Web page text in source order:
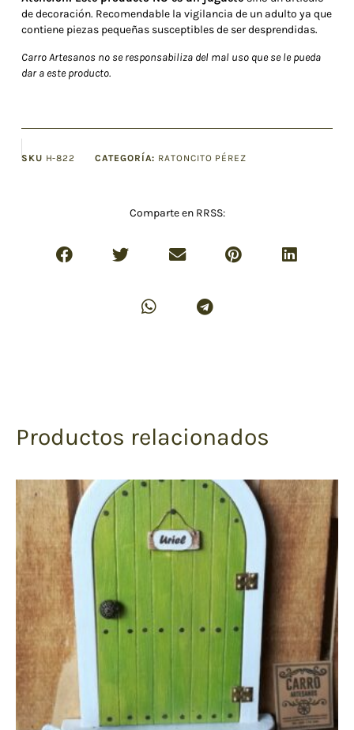
de decoración. Recomendable la vigilancia de un adulto ya que
contiene piezas pequeñas susceptibles de ser desprendidas.
Carro Artesanos no se responsabiliza del mal uso que se le pueda
dar a este producto.
SKU H-822 CATEGORÍA: RATONCITO PÉREZ
Comparte en RRSS:
Productos relacionados